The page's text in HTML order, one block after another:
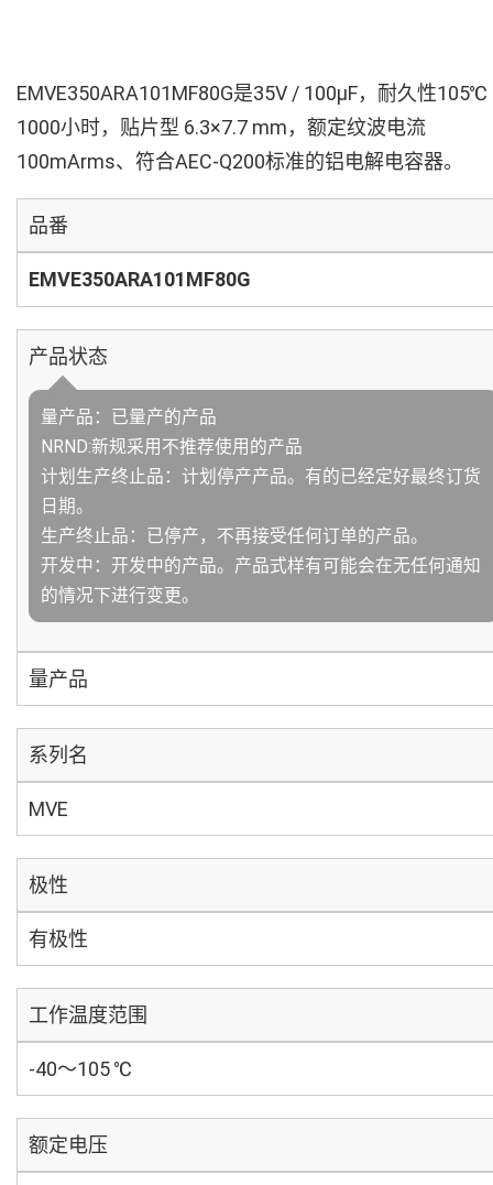
EMVE350ARA101MF80G是35V / 100µF，耐久性105℃
1000小时，贴片型 6.3×7.7 mm，额定纹波电流
100mArms、符合AEC-Q200标准的铝电解电容器。
品番
EMVE350ARA101MF80G
产品状态
量产品：已量产的产品
NRND:新规采用不推荐使用的产品
计划生产终止品：计划停产产品。有的已经定好最终订货
日期。
生产终止品：已停产，不再接受任何订单的产品。
开发中：开发中的产品。产品式样有可能会在无任何通知
的情况下进行变更。
量产品
系列名
MVE
极性
有极性
工作温度范围
-40～105 ℃
额定电压